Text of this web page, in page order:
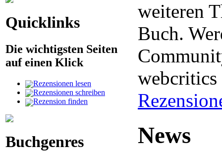
Quicklinks
Die wichtigsten Seiten
auf einen Klick
Rezensionen lesen
Rezensionen schreiben
Rezension finden
Buchgenres
weiteren
Buch.
News